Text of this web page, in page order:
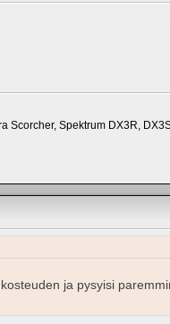
Spektrum DX3R,
ja pysyisi